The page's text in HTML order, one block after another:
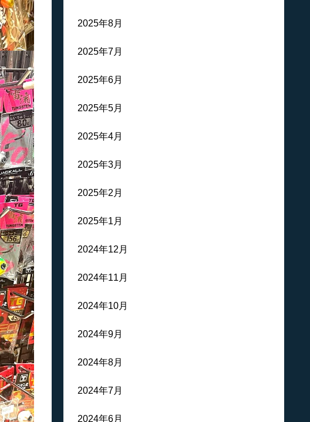
2025年8月
2025年7月
2025年6月
2025年5月
2025年4月
2025年3月
2025年2月
2025年1月
2024年12月
2024年11月
2024年10月
2024年9月
2024年8月
2024年7月
2024年6月